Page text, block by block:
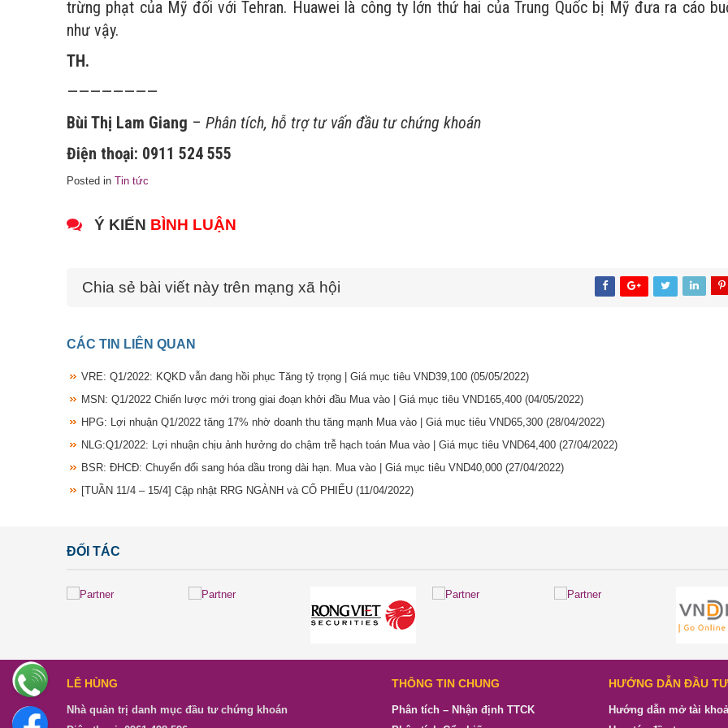
trừng phạt của Mỹ đối với Tehran. Huawei là công ty lớn thứ hai của Trung Quốc bị Mỹ đưa ra cáo
như vậy.
TH.
————————
Bùi Thị Lam Giang – Phân tích, hỗ trợ tư vấn đầu tư chứng khoán
Điện thoại: 0911 524 555
Posted in Tin tức
Ý KIẾN BÌNH LUẬN
Chia sẻ bài viết này trên mạng xã hội
CÁC TIN LIÊN QUAN
VRE: Q1/2022: KQKD vẫn đang hồi phục Tăng tỷ trọng | Giá mục tiêu VND39,100 (05/05/2022)
MSN: Q1/2022 Chiến lược mới trong giai đoạn khởi đầu Mua vào | Giá mục tiêu VND165,400 (04/05/2022)
HPG: Lợi nhuận Q1/2022 tăng 17% nhờ doanh thu tăng mạnh Mua vào | Giá mục tiêu VND65,300 (28/04/2022)
NLG:Q1/2022: Lợi nhuận chịu ảnh hưởng do chậm trễ hạch toán Mua vào | Giá mục tiêu VND64,400 (27/04/2022)
BSR: ĐHCĐ: Chuyển đổi sang hóa dầu trong dài hạn. Mua vào | Giá mục tiêu VND40,000 (27/04/2022)
[TUẦN 11/4 – 15/4] Cập nhật RRG NGÀNH và CỔ PHIẾU (11/04/2022)
ĐỐI TÁC
LÊ HÙNG
Nhà quản trị danh mục đầu tư chứng khoán
THÔNG TIN CHUNG
Phân tích – Nhận định TTCK
HƯỚNG DẪN ĐẦU TƯ
Hướng dẫn mở tài